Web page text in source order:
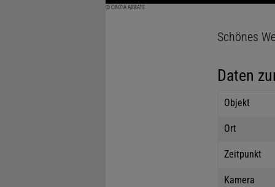
© CINZIA ABBATE
Schönes
Daten
Objekt
Ort
Zeitpunkt
Kamera